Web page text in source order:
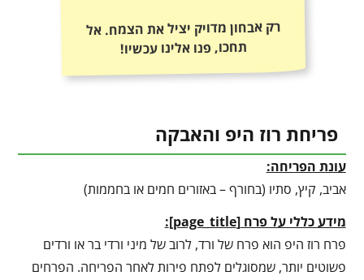
רק אבחון מדויק יציל את הצמח. אל
תחכו, פנו אלינו עכשיו!
פריחת רוז היפ והאבקה
עונת הפריחה:
אביב, קיץ, סתיו (בחורף – באזורים חמים או בחממות)
מידע כללי על פרח[
page_title
]
:
פרח רוז היפ הוא פרח של ורד, לרוב של מיני ורדי בר או ורדים
פשוטים יותר, שמסוגלים לפתח פירות לאחר הפריחה. הפרחים